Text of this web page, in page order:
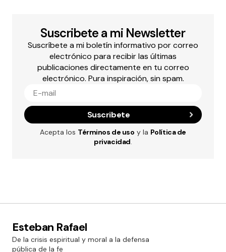
Suscribete a mi Newsletter
Suscríbete a mi boletín informativo por correo
electrónico para recibir las últimas
publicaciones directamente en tu correo
electrónico. Pura inspiración, sin spam.
Suscribete
Acepta los Términos de uso y la Política de
privacidad.
Esteban Rafael
De la crisis espiritual y moral a la defensa
pública de la fe